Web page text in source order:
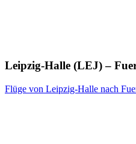
Leipzig-Halle (LEJ) –
Flüge von Leipzig-Halle nach